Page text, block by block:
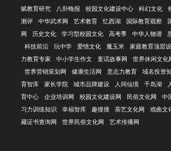
赋教育研究
八卦晚报 校园文化建设中心 科幻文化
测评
中华武术网 艺术教育 忆西湖 国际教育观察
网
历史文化 学习型校园文化 高考季 中华人物谱
科技前沿
玩中学 爱情文化 魔玉米 家庭教育顶层
力教育专家
中小学生作文 童话故事网 世界休闲文化
世界营销策划网
健康生活网 意志力教育 域名投资
育智库
家长学院 城市品牌建设 人间仙境 千岛湖
育中心
企业培训网 校园文化建设网 民俗文化网 中
习力训练知识
幸福智库 趣搜搜 茶艺文化网 戏曲文
藏证书查询网
世界民俗文化网 艺术传播网